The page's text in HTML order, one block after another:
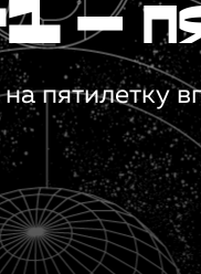
—
пятилетку